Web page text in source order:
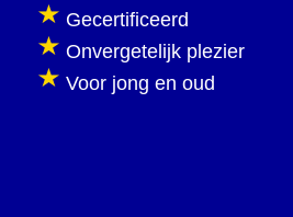
Gecertificeerd
Onvergetelijk plezier
Voor jong en oud